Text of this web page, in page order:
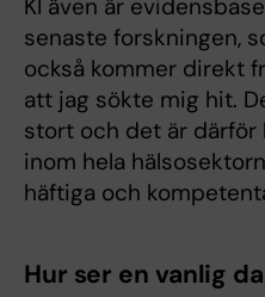
KI även är
senaste forskningen,
också kommer direkt
att jag sökte mig hit.
stort och det är
inom hela
häftiga och
Hur ser en vanlig